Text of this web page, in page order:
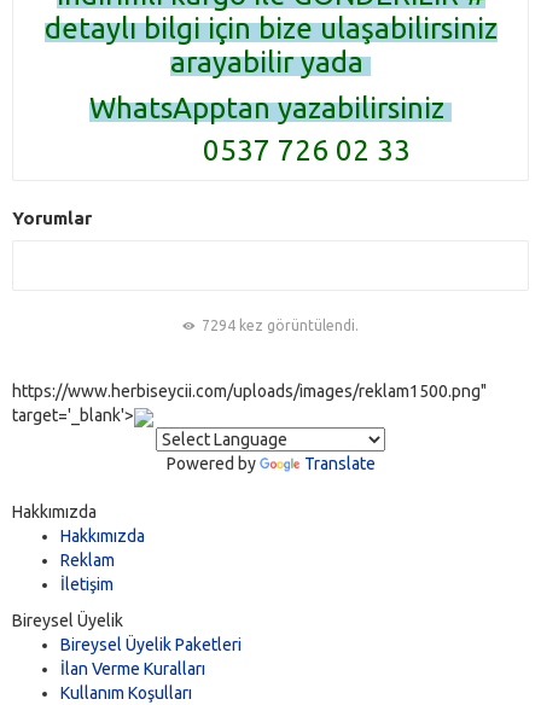
detaylı bilgi için bize ulaşabilirsiniz
arayabilir yada
WhatsApptan yazabilirsiniz
0537 726 02 33
Yorumlar
7294 kez görüntülendi.
https://www.herbiseycii.com/uploads/images/reklam1500.png"
target='_blank'>
Powered by Translate
Hakkımızda
Hakkımızda
Reklam
İletişim
Bireysel Üyelik
Bireysel Üyelik Paketleri
İlan Verme Kuralları
Kullanım Koşulları